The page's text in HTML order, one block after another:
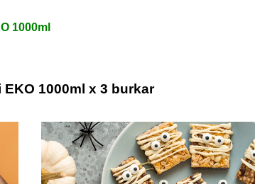
1000ml
1000ml x 3 burkar